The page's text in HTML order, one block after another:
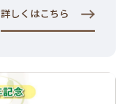
詳しくはこちら